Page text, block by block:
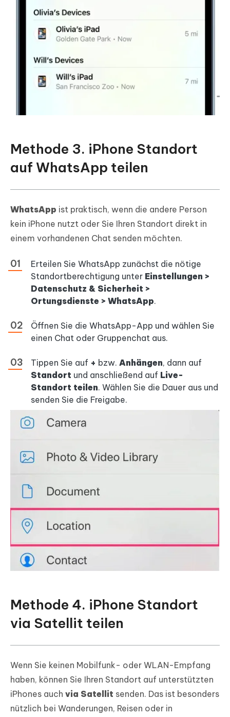
Methode 3. iPhone Standort
auf WhatsApp teilen
WhatsApp ist praktisch, wenn die andere Person
kein iPhone nutzt oder Sie Ihren Standort direkt in
einem vorhandenen Chat senden möchten.
Erteilen Sie WhatsApp zunächst die nötige
Standortberechtigung unter Einstellungen >
Datenschutz & Sicherheit >
Ortungsdienste > WhatsApp.
Öffnen Sie die WhatsApp-App und wählen Sie
einen Chat oder Gruppenchat aus.
Tippen Sie auf + bzw. Anhängen, dann auf
Standort und anschließend auf Live-
Standort teilen. Wählen Sie die Dauer aus und
senden Sie die Freigabe.
Methode 4. iPhone Standort
via Satellit teilen
Wenn Sie keinen Mobilfunk- oder WLAN-Empfang
haben, können Sie Ihren Standort auf unterstützten
iPhones auch via Satellit senden. Das ist besonders
nützlich bei Wanderungen, Reisen oder in